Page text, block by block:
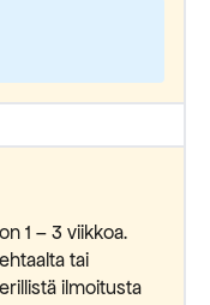
1 – 3 viikkoa.
tai
ilmoitusta